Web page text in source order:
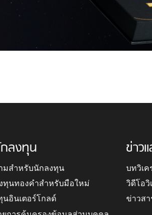
ลงทุน
มสำหรับนักลงทุน
ทุนทองคำสำหรับมือใหม่
นอินเตอร์โกลด์
ข่าว
บทวิเค
วิดีโอวิ
ข่าวส